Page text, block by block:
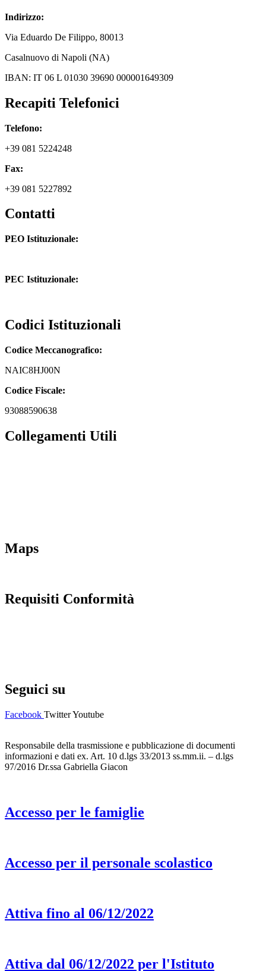
Indirizzo:
Via Eduardo De Filippo, 80013
Casalnuovo di Napoli (NA)
IBAN: IT 06 L 01030 39690 000001649309
Recapiti Telefonici
Telefono:
+39 081 5224248
Fax:
+39 081 5227892
Contatti
PEO Istituzionale:
PEC Istituzionale:
Codici Istituzionali
Codice Meccanografico:
NAIC8HJ00N
Codice Fiscale:
93088590638
Collegamenti Utili
Maps
Requisiti Conformità
Seguici su
Facebook TwitterYoutube
Responsabile della trasmissione e pubblicazione di documenti
informazioni e dati ex. Art. 10 d.lgs 33/2013 ss.mm.ii. – d.lgs
97/2016 Dr.ssa Gabriella Giacon
Accesso per le famiglie
Accesso per il personale scolastico
Attiva fino al 06/12/2022
Attiva dal 06/12/2022 per l'Istituto